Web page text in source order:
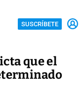
SUSCRÍBETE
que el